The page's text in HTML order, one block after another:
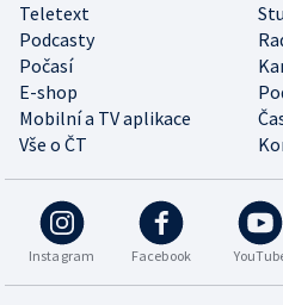
Teletext
Podcasty
Počasí
E-shop
Mobilní a TV aplikace
Vše o ČT
Instagram Facebook